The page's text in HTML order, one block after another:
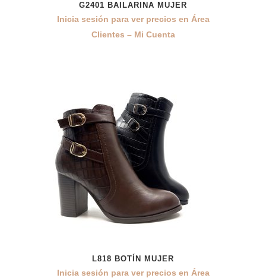
G2401 BAILARINA MUJER
Inicia sesión para ver precios en Área
Clientes – Mi Cuenta
L818 BOTÍN MUJER
Inicia sesión para ver precios en Área